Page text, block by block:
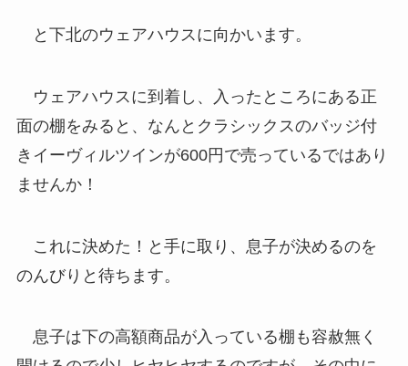
と下北のウェアハウスに向かいます。
ウェアハウスに到着し、入ったところにある正
面の棚をみると、なんとクラシックスのバッジ付
きイーヴィルツインが600円で売っているではあり
ませんか！
これに決めた！と手に取り、息子が決めるのを
のんびりと待ちます。
息子は下の高額商品が入っている棚も容赦無く